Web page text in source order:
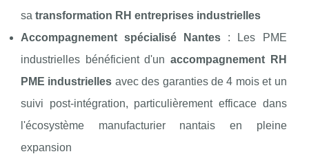
sa transformation RH entreprises industrielles
Accompagnement spécialisé Nantes : Les PME
industrielles bénéficient d'un accompagnement RH
PME industrielles avec des garanties de 4 mois et un
suivi post-intégration, particulièrement efficace dans
l'écosystème manufacturier nantais en pleine
expansion